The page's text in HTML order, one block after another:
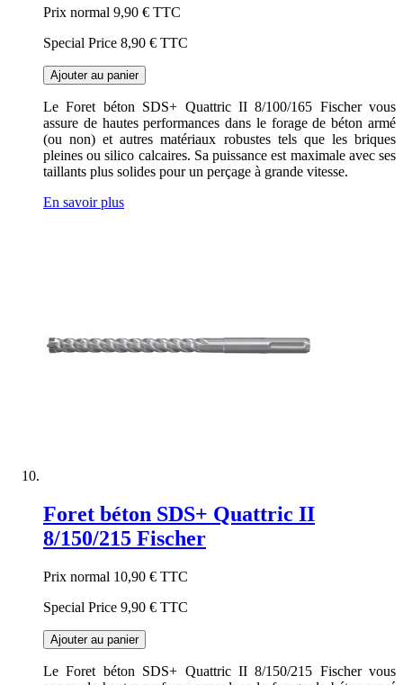
Prix normal 9,90 € TTC
Special Price 8,90 € TTC
Ajouter au panier
Le Foret béton SDS+ Quattric II 8/100/165 Fischer vous
assure de hautes performances dans le forage de béton armé
(ou non) et autres matériaux robustes tels que les briques
pleines ou silico calcaires. Sa puissance est maximale avec ses
taillants plus solides pour un perçage à grande vitesse.
En savoir plus
Foret béton SDS+ Quattric II
8/150/215 Fischer
Prix normal 10,90 € TTC
Special Price 9,90 € TTC
Ajouter au panier
Le Foret béton SDS+ Quattric II 8/150/215 Fischer vous